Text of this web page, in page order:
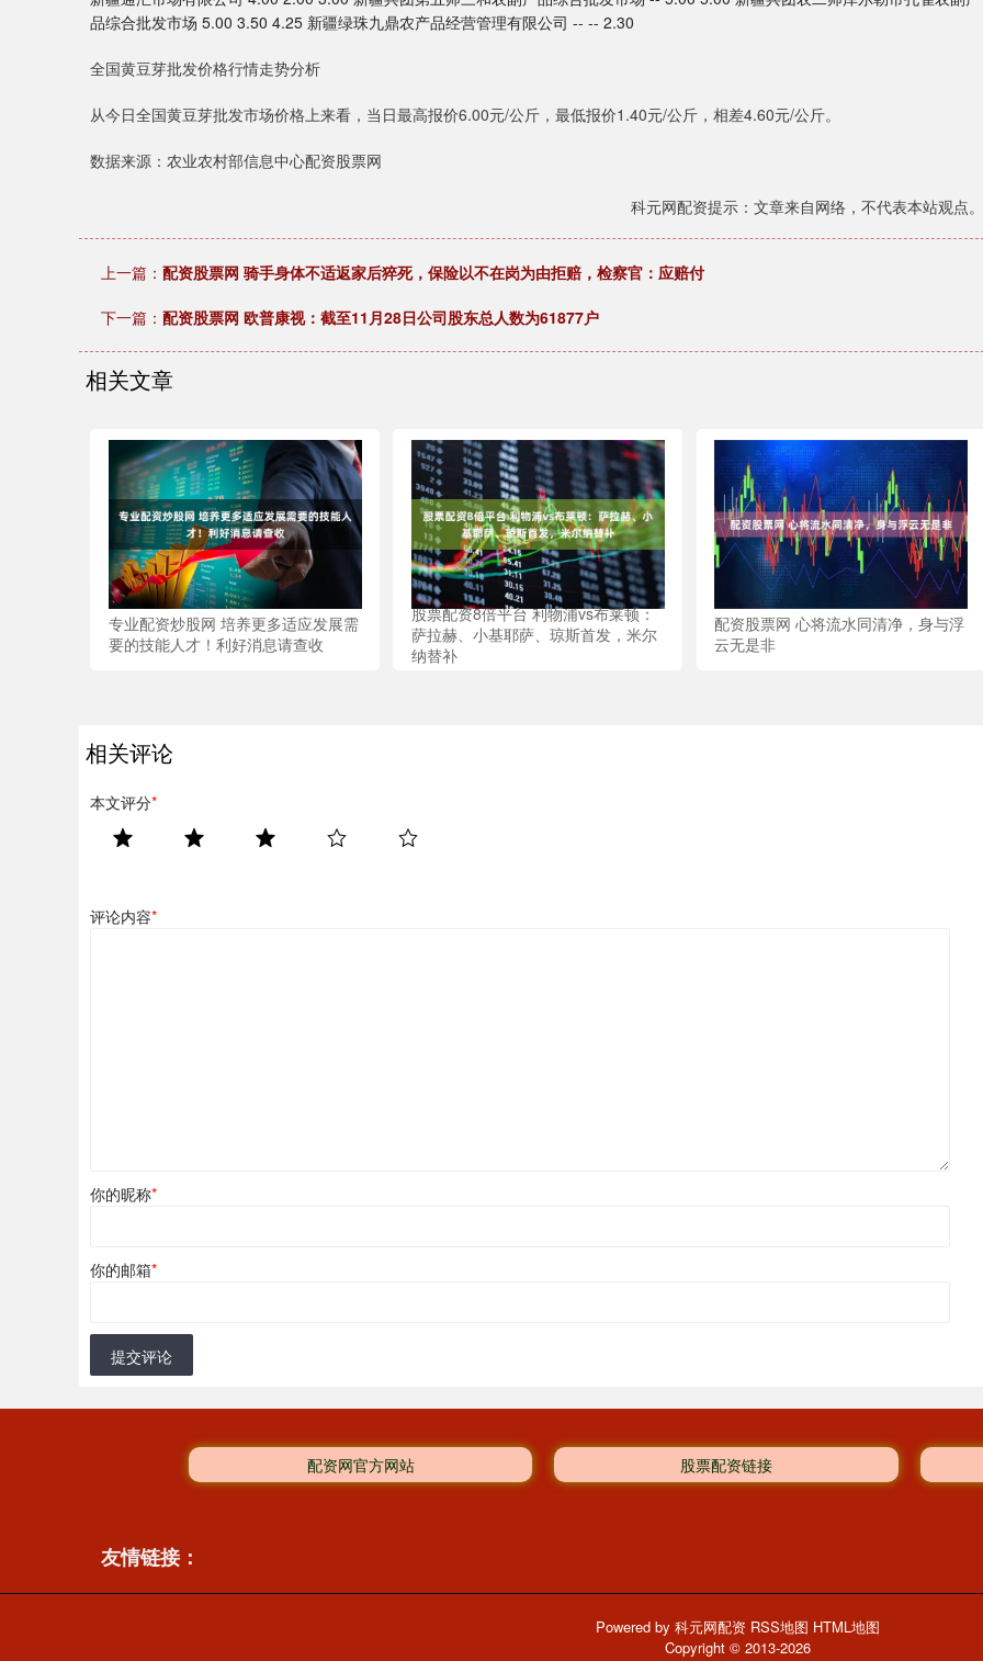
品综合批发市场 5.00 3.50 4.25 新疆绿珠九鼎农产品经营管理有限公司 -- -- 2.30
全国黄豆芽批发价格行情走势分析
从今日全国黄豆芽批发市场价格上来看，当日最高报价6.00元/公斤，最低报价1.40元/公斤，相差4.60元/公斤。
数据来源：农业农村部信息中心配资股票网
科元网配资提示：文章来自网络，不代表本站观点。
上一篇： 配资股票网 骑手身体不适返家后猝死，保险以不在岗为由拒赔，检察官：应赔付
下一篇： 配资股票网 欧普康视：截至11月28日公司股东总人数为61877户
相关文章
专业配资炒股网 培养更多适应发展需
要的技能人才！利好消息请查收
股票配资8倍平台 利物浦vs布莱顿：
萨拉赫、小基耶萨、琼斯首发，米尔
纳替补
配资股票网 心将流水同清净，身与浮
云无是非
相关评论
本文评分*
评论内容*
你的昵称*
你的邮箱*
提交评论
配资网官方网站 股票配资链接
友情链接：
Powered by 科元网配资 RSS地图 HTML地图
Copyright © 2013-2026